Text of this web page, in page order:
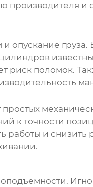
производителя и
опускание
риск поломок.
к точности
работы и снизить